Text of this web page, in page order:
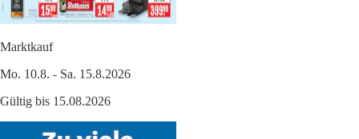
Marktkauf
Mo. 10.8. - Sa. 15.8.2026
Gültig bis 15.08.2026